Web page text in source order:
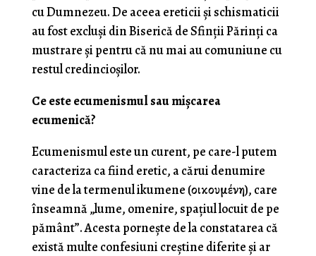
cu Dumnezeu. De aceea ereticii și schismaticii
au fost excluși din Biserică de Sfinții Părinți ca
mustrare și pentru că nu mai au comuniune cu
restul credincioșilor.
Ce este ecumenismul sau mișcarea
ecumenică?
Ecumenismul este un curent, pe care-l putem
caracteriza ca fiind eretic, a cărui denumire
vine de la termenul ikumene (οικουμένη), care
înseamnă „lume, omenire, spațiul locuit de pe
pământ”. Acesta pornește de la constatarea că
există multe confesiuni creștine diferite și ar